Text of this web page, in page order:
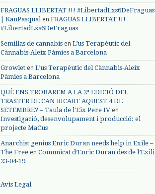
FRAGUAS LLIBERTAT !!! #LibertadLxs6DeFraguas
| KanPasqualen FRAGUAS LLIBERTAT !!!
#LibertadLxs6DeFraguas
Semillas de cannabis en L’us Terapèutic del
Cànnabis-Aleix Pàmies a Barcelona
Growlet en L’us Terapèutic del Cànnabis-Aleix
Pàmies a Barcelona
QUÈ ENS TROBAREM A LA 2ª EDICIÓ DEL
TRASTER DE CAN RICART AQUEST 4 DE
SETEMBRE? – Taula de l'Eix Pere IV en
Investigació, desenvolupament i producció: el
projecte MaCus
Anarchist genius Enric Duran needs help in Exile –
The Free en Comunicat d’Enric Duran des de l’Exili
23-04-19
Avis Legal